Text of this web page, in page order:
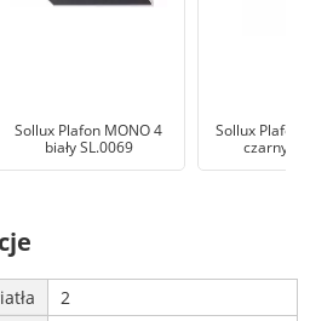
Sollux Plafon MONO 4
biały SL.0069
Sollux Plafon
czarny
2